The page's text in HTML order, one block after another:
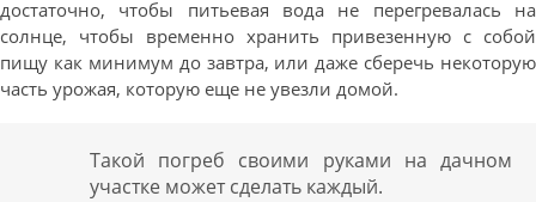
достаточно, чтобы питьевая вода не перегревалась на
солнце, чтобы временно хранить привезенную с собой
пищу как минимум до завтра, или даже сберечь некоторую
часть урожая, которую еще не увезли домой.
Такой погреб своими руками на дачном
участке может сделать каждый.